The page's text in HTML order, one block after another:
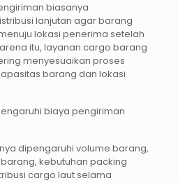
biasanya
lanjutan agar barang
lokasi penerima setelah
itu, layanan cargo barang
menyesuaikan proses
barang dan lokasi
biaya pengiriman
dipengaruhi volume barang,
kebutuhan packing
cargo laut selama